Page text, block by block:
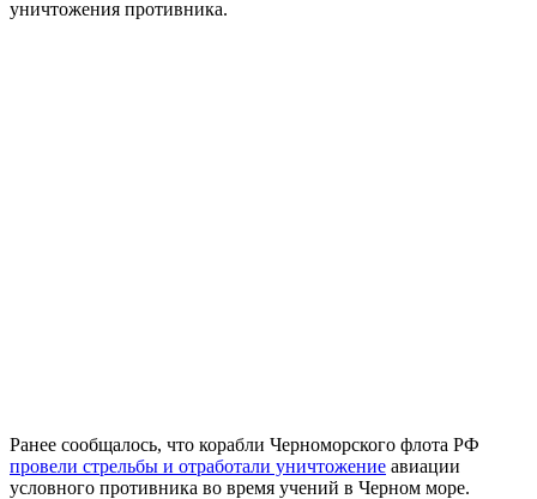
уничтожения противника.
Ранее сообщалось, что корабли Черноморского флота РФ
провели стрельбы и отработали уничтожение авиации
условного противника во время учений в Черном море.